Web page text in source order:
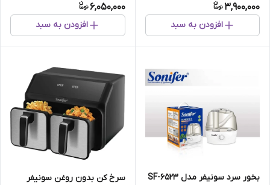
3,900,000
افزودن به سبد
6,050,000
افزودن به سبد
بخور سرد سونیفر مدل SF-6523
سرخ کن بدون روغن سونیفر